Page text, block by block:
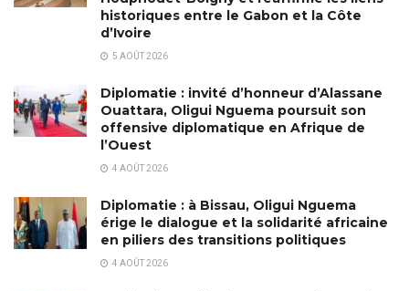
historiques entre le Gabon et la Côte
d’Ivoire
5 AOÛT 2026
Diplomatie : invité d’honneur d’Alassane
Ouattara, Oligui Nguema poursuit son
offensive diplomatique en Afrique de
l’Ouest
4 AOÛT 2026
Diplomatie : à Bissau, Oligui Nguema
érige le dialogue et la solidarité africaine
en piliers des transitions politiques
4 AOÛT 2026